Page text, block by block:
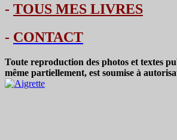
- TOUS MES LIVRES
- CONTACT
Toute reproduction des photos et textes
même partiellement, est soumise à